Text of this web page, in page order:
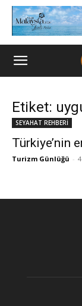
Etiket:
SEYAHAT REHBERİ
Türkiye’nin
Turizm Günlüğü -